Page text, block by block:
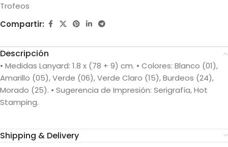
Trofeos
Compartir:
Descripción
• Medidas Lanyard: 1.8 x (78 + 9) cm. • Colores: Blanco (01),
Amarillo (05), Verde (06), Verde Claro (15), Burdeos (24),
Morado (25). • Sugerencia de Impresión: Serigrafía, Hot
Stamping.
Shipping & Delivery